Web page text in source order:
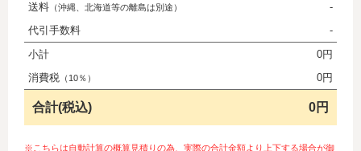
送料 （沖縄、北海道等の離島は別途）
-
代引手数料
-
小計
0円
消費税 （10％） 0円
合計(税込) 0円
※こちらは自動計算の概算見積りの為、実際の合計金額より上下する場合が御